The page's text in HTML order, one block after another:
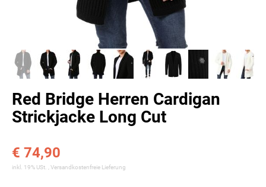
Red Bridge Herren Cardigan
Strickjacke Long Cut
€ 74,90
inkl. 19% USt. , Versandkostenfreie Lieferung